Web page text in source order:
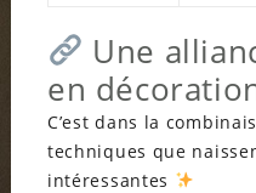
Une
en
C’est dans la
techniques que
intéressantes